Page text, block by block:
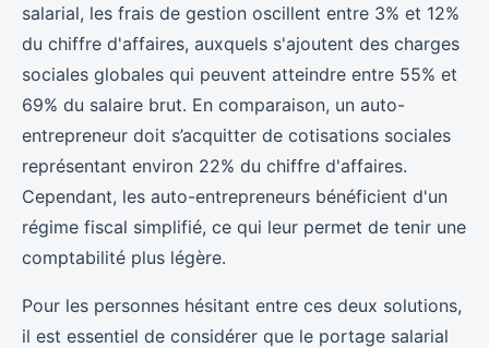
salarial, les frais de gestion oscillent entre 3% et 12%
du chiffre d'affaires, auxquels s'ajoutent des charges
sociales globales qui peuvent atteindre entre 55% et
69% du salaire brut. En comparaison, un auto-
entrepreneur doit s’acquitter de cotisations sociales
représentant environ 22% du chiffre d'affaires.
Cependant, les auto-entrepreneurs bénéficient d'un
régime fiscal simplifié, ce qui leur permet de tenir une
comptabilité plus légère.
Pour les personnes hésitant entre ces deux solutions,
il est essentiel de considérer que le portage salarial